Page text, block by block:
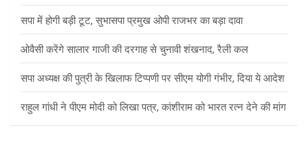
सपा में होगी बड़ी टूट, सुभासपा प्रमुख ओपी राजभर का बड़ा दावा
ओवैसी करेंगे सालार गाजी की दरगाह से चुनावी शंखनाद, रैली कल
सपा अध्यक्ष की पुत्री के खिलाफ टिप्पणी पर सीएम योगी गंभीर, दिया ये आदेश
राहुल गांधी ने पीएम मोदी को लिखा पत्र, कांशीराम को भारत रत्न देने की मांग